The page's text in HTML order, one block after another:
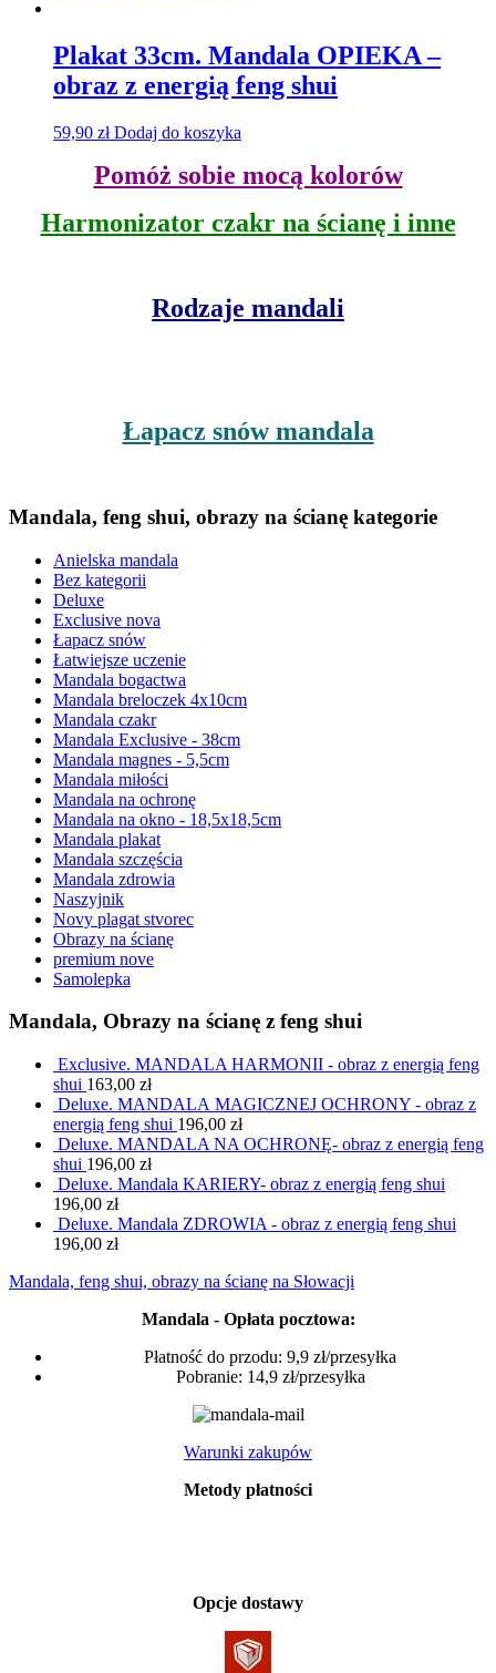
Plakat 33cm. Mandala OPIEKA –
obraz z energią feng shui
59,90 zł Dodaj do koszyka
Pomóż sobie mocą kolorów
Harmonizator czakr na ścianę i inne
Rodzaje mandali
Łapacz snów mandala
Mandala, feng shui, obrazy na ścianę kategorie
Anielska mandala
Bez kategorii
Deluxe
Exclusive nova
Łapacz snów
Łatwiejsze uczenie
Mandala bogactwa
Mandala breloczek 4x10cm
Mandala czakr
Mandala Exclusive - 38cm
Mandala magnes - 5,5cm
Mandala miłości
Mandala na ochronę
Mandala na okno - 18,5x18,5cm
Mandala plakat
Mandala szczęścia
Mandala zdrowia
Naszyjnik
Novy plagat stvorec
Obrazy na ścianę
premium nove
Samolepka
Mandala, Obrazy na ścianę z feng shui
Exclusive. MANDALA HARMONII - obraz z energią feng
shui 163,00 zł
Deluxe. MANDALA MAGICZNEJ OCHRONY - obraz z
energią feng shui 196,00 zł
Deluxe. MANDALA NA OCHRONĘ- obraz z energią feng
shui 196,00 zł
Deluxe. Mandala KARIERY- obraz z energią feng shui
196,00 zł
Deluxe. Mandala ZDROWIA - obraz z energią feng shui
196,00 zł
Mandala, feng shui, obrazy na ścianę na Słowacji
Mandala - Opłata pocztowa:
Płatność do przodu: 9,9 zł/przesyłka
Pobranie: 14,9 zł/przesyłka
Warunki zakupów
Metody płatności
Opcje dostawy